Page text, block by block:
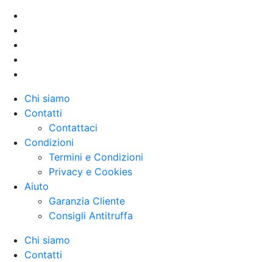
Chi siamo
Contatti
Contattaci
Condizioni
Termini e Condizioni
Privacy e Cookies
Aiuto
Garanzia Cliente
Consigli Antitruffa
Chi siamo
Contatti